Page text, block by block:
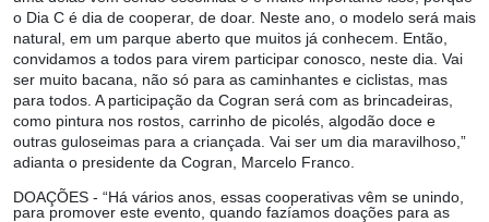
o Dia C é dia de cooperar, de doar. Neste ano, o modelo será mais
natural, em um parque aberto que muitos já conhecem. Então,
convidamos a todos para virem participar conosco, neste dia. Vai
ser muito bacana, não só para as caminhantes e ciclistas, mas
para todos. A participação da Cogran será com as brincadeiras,
como pintura nos rostos, carrinho de picolés, algodão doce e
outras guloseimas para a criançada. Vai ser um dia maravilhoso,”
adianta o presidente da Cogran, Marcelo Franco.
DOAÇÕES - “Há vários anos, essas cooperativas vêm se unindo,
para promover este evento, quando fazíamos doações para as